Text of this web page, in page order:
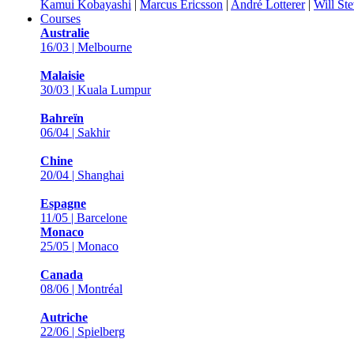
Kamui Kobayashi | Marcus Ericsson | André Lotterer| Will
Courses
Australie
16/03 | Melbourne
Malaisie
30/03 | Kuala Lumpur
Bahreïn
06/04 | Sakhir
Chine
20/04 | Shanghai
Espagne
11/05 | Barcelone
Monaco
25/05 | Monaco
Canada
08/06 | Montréal
Autriche
22/06 | Spielberg